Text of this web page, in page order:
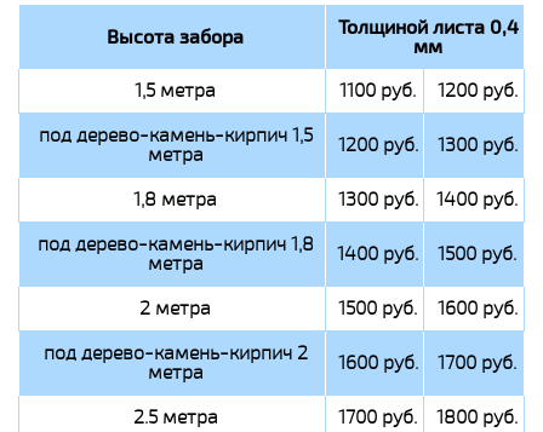
Высота забора Толщиной листа 0,4
мм
1,5 метра 1100 руб.
1200 руб.
под дерево-камень-кирпич 1,5
метра 1200 руб. 1300 руб.
1,8 метра 1300 руб.
1400 руб.
под дерево-камень-кирпич 1,8
метра 1400 руб. 1500 руб.
2 метра 1500 руб.
1600 руб.
под дерево-камень-кирпич 2
метра 1600 руб. 1700 руб.
2.5 метра 1700 руб.
1800 руб.